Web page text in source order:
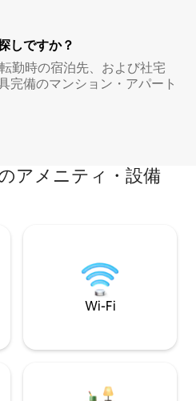
しですか？
勤時の宿泊先、および社宅
完備のマンション・アパート
アメニティ・設備
Wi-Fi